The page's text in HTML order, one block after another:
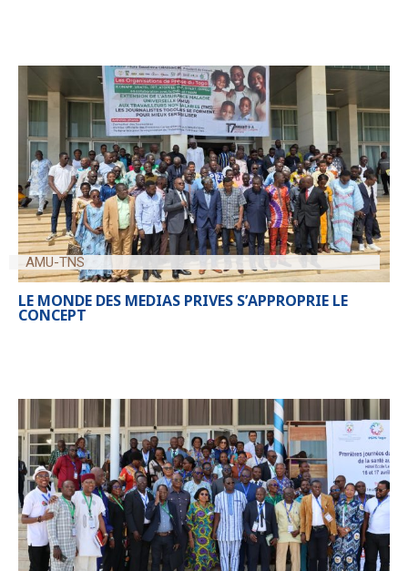
AMU-TNS
LE MONDE DES MEDIAS PRIVES S’APPROPRIE LE
CONCEPT